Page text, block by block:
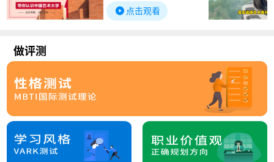
点击观看
做评测